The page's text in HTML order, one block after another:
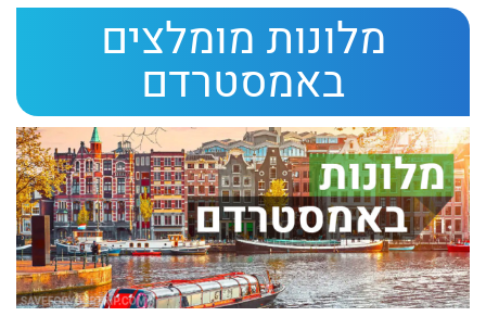
ת
ב
ת
ה
ח
י
פ
מלונות מומלצים
באמסטרדם